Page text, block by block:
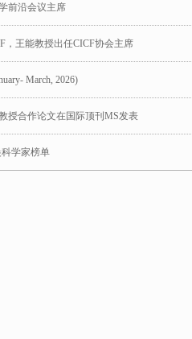
前沿会议主席
，王能教授出任CICF协会主席
March, 2026)
授合作论文在国际顶刊MS发表
学家榜单